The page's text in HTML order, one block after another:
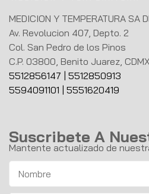
MEDICION Y TEMPERATURA SA
Av. Revolucion 407, Depto. 2
Col. San Pedro de los Pinos
C.P. 03800, Benito Juarez,
5512856147
5512850913
5594091101
5551620419
Suscribete A
Mantente actualizado de